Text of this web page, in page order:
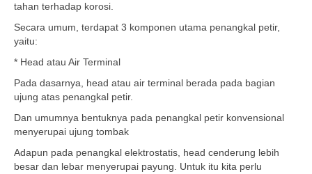
tahan terhadap korosi.
Secara umum, terdapat 3 komponen utama penangkal petir,
yaitu:
* Head atau Air Terminal
Pada dasarnya, head atau air terminal berada pada bagian
ujung atas penangkal petir.
Dan umumnya bentuknya pada penangkal petir konvensional
menyerupai ujung tombak
Adapun pada penangkal elektrostatis, head cenderung lebih
besar dan lebar menyerupai payung. Untuk itu kita perlu